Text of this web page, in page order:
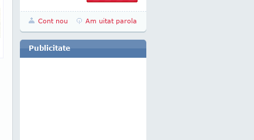
Cont nou Am uitat parola
Publicitate